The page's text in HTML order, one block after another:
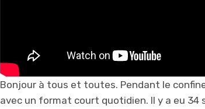
Bonjour à tous et toutes. Pendant le
avec un format court quotidien. Il y a eu 34